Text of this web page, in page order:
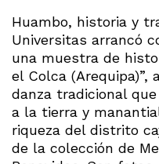
Huambo, historia y
Universitas arrancó
una muestra de
el Colca (Arequipa)”,
danza tradicional
a la tierra y
riqueza del distrito
de la colección de